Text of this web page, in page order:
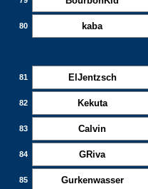
80 kaba
81 ElJentzsch
82 Kekuta
83 Calvin
84 GRiva
85 Gurkenwasser